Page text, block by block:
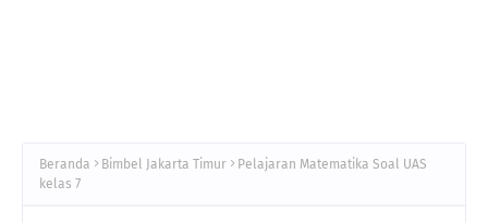
Beranda Bimbel Jakarta Timur
Pelajaran Matematika Soal UAS
kelas 7